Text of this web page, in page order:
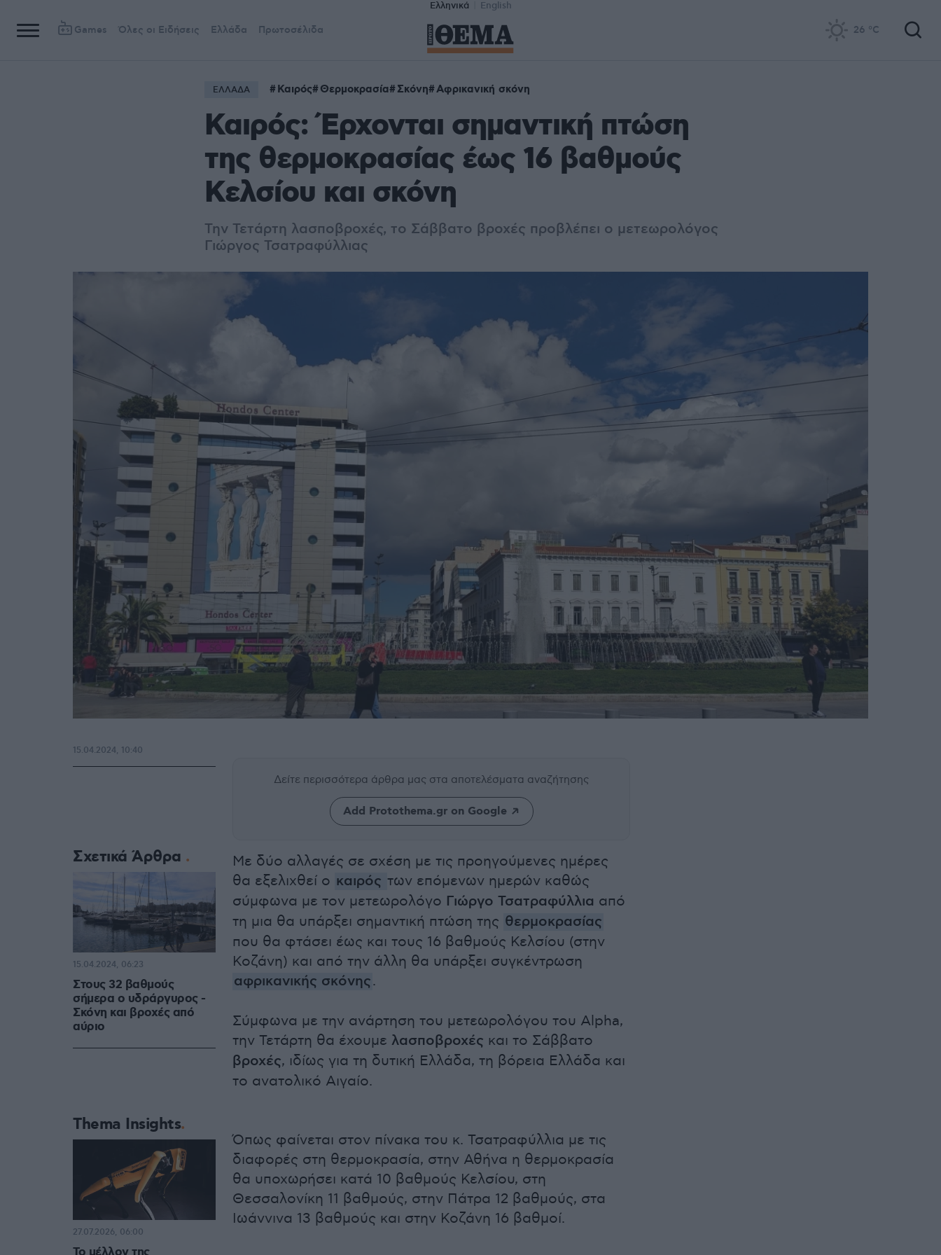
Ελληνικά English
Games Όλες οι Ειδήσεις Ελλάδα Πρωτοσέλιδα 26 °C
ΕΛΛΑΔΑ Καιρός Θερμοκρασία Σκόνη Αφρικανική σκόνη
Καιρός: Έρχονται σημαντική πτώση
της θερμοκρασίας έως 16 βαθμούς
Κελσίου και σκόνη
Την Τετάρτη λασποβροχές, το Σάββατο βροχές προβλέπει ο μετεωρολόγος
Γιώργος Τσατραφύλλιας
Δείτε περισσότερα άρθρα μας στα αποτελέσματα αναζήτησης
Add Protothema.gr on Google
Με δύο αλλαγές σε σχέση με τις προηγούμενες ημέρες
θα εξελιχθεί ο καιρός των επόμενων ημερών καθώς
σύμφωνα με τον μετεωρολόγο Γιώργο Τσατραφύλλια από
τη μια θα υπάρξει σημαντική πτώση της θερμοκρασίας
που θα φτάσει έως και τους 16 βαθμούς Κελσίου (στην
Κοζάνη) και από την άλλη θα υπάρξει συγκέντρωση
αφρικανικής σκόνης.
Σύμφωνα με την ανάρτηση του μετεωρολόγου του Alpha,
την Τετάρτη θα έχουμε λασποβροχές και το Σάββατο
βροχές, ιδίως για τη δυτική Ελλάδα, τη βόρεια Ελλάδα και
το ανατολικό Αιγαίο.
Όπως φαίνεται στον πίνακα του κ. Τσατραφύλλια με τις
διαφορές στη θερμοκρασία, στην Αθήνα η θερμοκρασία
θα υποχωρήσει κατά 10 βαθμούς Κελσίου, στη
Θεσσαλονίκη 11 βαθμούς, στην Πάτρα 12 βαθμούς, στα
Ιωάννινα 13 βαθμούς και στην Κοζάνη 16 βαθμοί.
15.04.2024, 10:40
Σχετικά Άρθρα
Στους 32 βαθμούς
σήμερα ο υδράργυρος -
Σκόνη και βροχές από
αύριο
15.04.2024, 06:23
Thema Insights
27.07.2026, 06:00